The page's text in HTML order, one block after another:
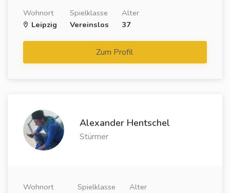
Wohnort
Leipzig
Spielklasse
Vereinslos
Alter
37
Zum Profil
Alexander Hentschel
Stürmer
Wohnort
Spielklasse
Alter